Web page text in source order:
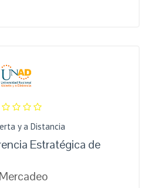
y a Distancia
Estratégica de